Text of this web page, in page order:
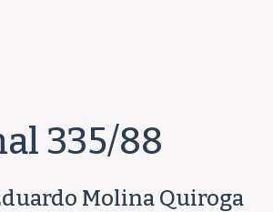
335/88
Molina Quiroga